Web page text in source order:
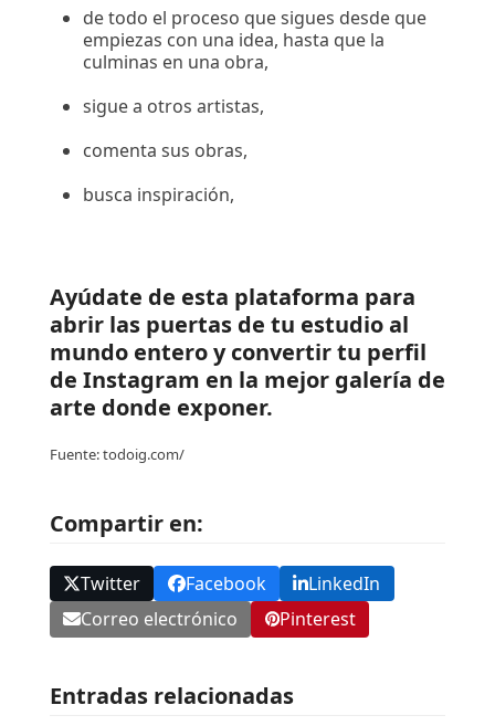
de todo el proceso que sigues desde que
empiezas con una idea, hasta que la
culminas en una obra,
sigue a otros artistas,
comenta sus obras,
busca inspiración,
Ayúdate de esta plataforma para
abrir las puertas de tu estudio al
mundo entero y convertir tu perfil
de Instagram en la mejor galería de
arte donde exponer.
Fuente: todoig.com/
Compartir en:
Twitter Facebook
LinkedIn
Correo electrónico
Pinterest
Entradas relacionadas